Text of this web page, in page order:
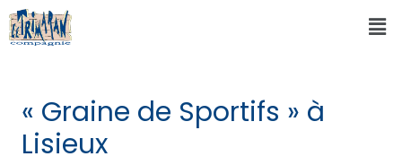
« Graine de Sportifs » à
Lisieux